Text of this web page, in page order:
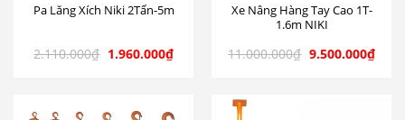
Pa Lăng Xích Niki 2Tấn-5m
2.110.000₫ 1.960.000₫
Xe Nâng Hàng Tay Cao 1T-
1.6m NIKI
11.000.000₫ 9.500.000₫